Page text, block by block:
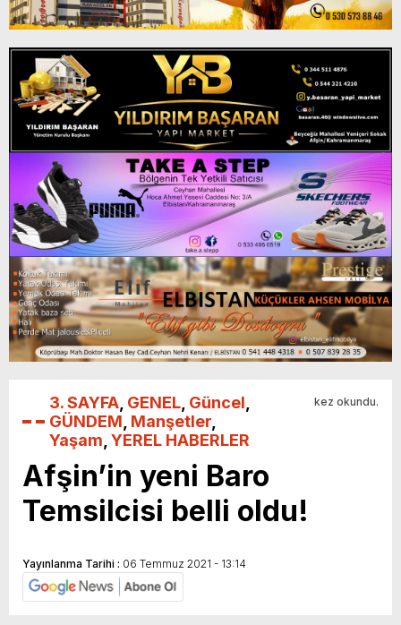
3. SAYFA GENEL Güncel
GÜNDEM Manşetler
Yaşam YEREL HABERLER
kez okundu.
Afşin’in yeni Baro
Temsilcisi belli oldu!
Yayınlanma Tarihi : 06 Temmuz 2021 - 13:14